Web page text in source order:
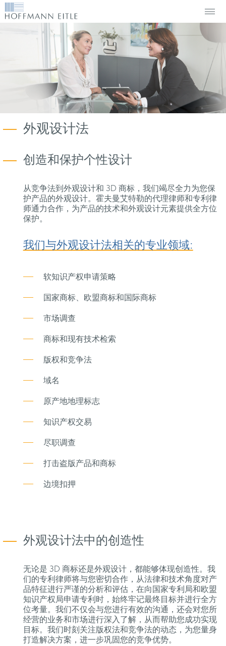
外观设计法
创造和保护个性设计
从竞争法到外观设计和 3D 商标，我们竭尽全力为您保
护产品的外观设计。霍夫曼艾特勒的代理律师和专利律
师通力合作，为产品的技术和外观设计元素提供全方位
保护。
我们与外观设计法相关的专业领域:
软知识产权申请策略
国家商标、欧盟商标和国际商标
市场调查
商标和现有技术检索
版权和竞争法
域名
原产地地理标志
知识产权交易
尽职调查
打击盗版产品和商标
边境扣押
外观设计法中的创造性
无论是 3D 商标还是外观设计，都能够体现创造性。我
们的专利律师将与您密切合作，从法律和技术角度对产
品特征进行严谨的分析和评估，在向国家专利局和欧盟
知识产权局申请专利时，始终牢记最终目标并进行全方
位考量。我们不仅会与您进行有效的沟通，还会对您所
经营的业务和市场进行深入了解，从而帮助您成功实现
目标。我们时刻关注版权法和竞争法的动态，为您量身
打造解决方案，进一步巩固您的竞争优势。